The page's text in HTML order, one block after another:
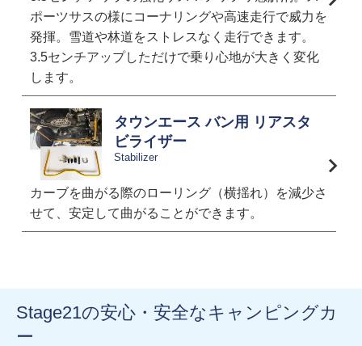
ポーツサスの様にコーナリングや高速走行で威力を
発揮。雪道や林道をストレスなく走行できます。
3.5センチアップしただけで乗り心地が大きく変化
します。
タウンエース バン用 リアスタ
ビライザー
Stabilizer
カーブを曲がる際のローリング（横揺れ）を減少さ
せて、安定して曲がることができます。
Stage21の安心・安全なキャンピングカ
ー